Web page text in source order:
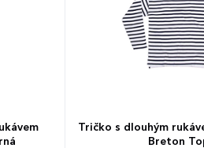
Tričko s dlouhým
Breton